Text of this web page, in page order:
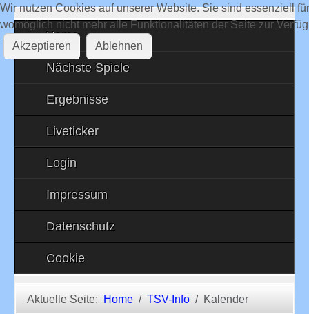
Home
Nächste Spiele
Ergebnisse
Liveticker
Login
Impressum
Datenschutz
Cookie
Aktuelle Seite: Home TSV-Info Kalender
Wir nutzen Cookies auf unserer Website. Sie sind essenziell
womöglich nicht mehr alle Funktionalitäten der Seite zur
Akzeptieren
Ablehnen